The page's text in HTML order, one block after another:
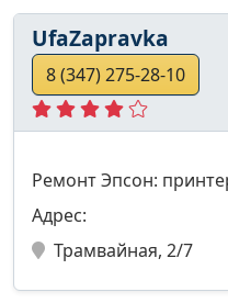
UfaZapravka
8 (347) 275-28-10
Ремонт Эпсон:
Адрес:
Трамвайная, 2/7